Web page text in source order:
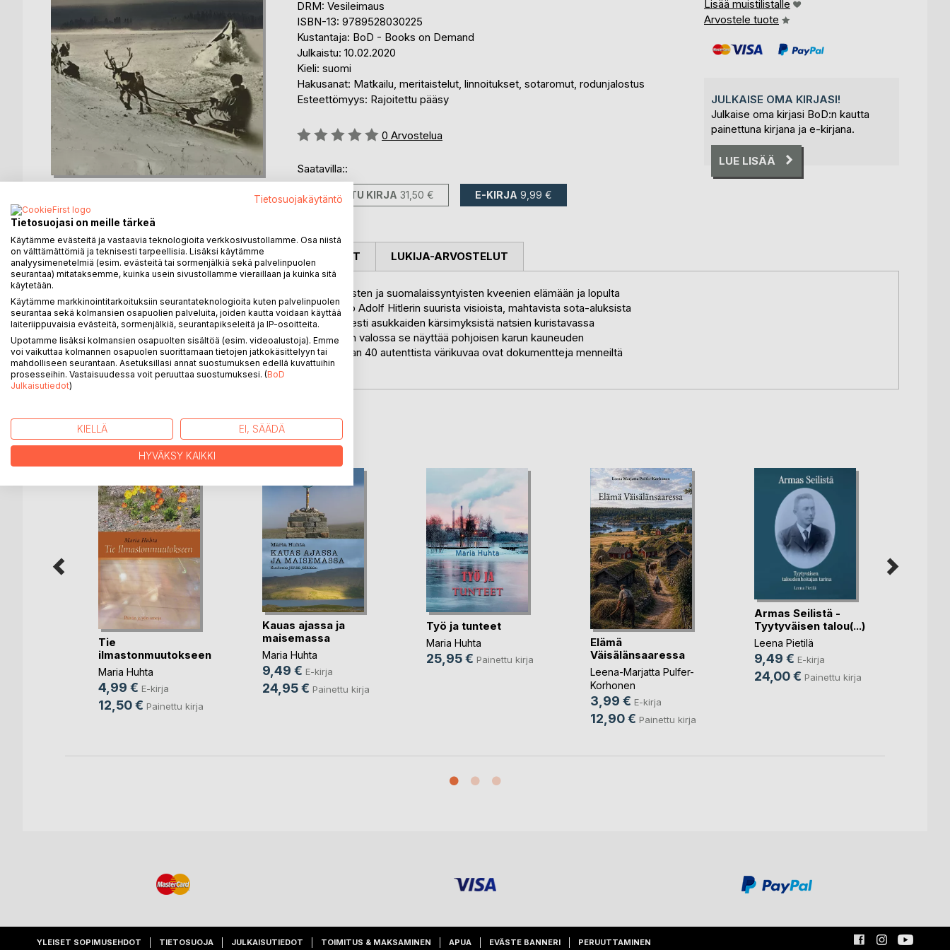
DRM: Vesileimaus
ISBN-13: 9789528030225
Kustantaja: BoD - Books on Demand
Julkaistu: 10.02.2020
Kieli: suomi
Hakusanat: Matkailu, meritaistelut, linnoitukset, sotaromut, rodunjalostus
Esteettömyys: Rajoitettu pääsy
Arvostelu::
0 Arvostelua
Saatavilla::
PAINETTU KIRJA 31,50 € E-KIRJA 9,99 €
Lisää muistilistalle
Arvostele tuote
JULKAISE OMA KIRJASI!
Julkaise oma kirjasi BoD:n kautta
painettuna kirjana ja e-kirjana.
LUE LISÄÄ
KUVAUS
Matkailu Jäämeren rannalla vie Norjan historiaan, saamelaisten ja suomalaissyntyisten kveenien elämään ja lopulta
toisen maailmansodan dramaattisiin tapahtumiin. Se kertoo Adolf Hitlerin suurista visioista, mahtavista sota-aluksista
ja meritaisteluista pohjoisilla vesillä. Se kertoo havainnollisesti asukkaiden kärsimyksistä natsien kuristavassa
otteessa ja jäisen talven pommitusten helvetissä. Historian valossa se näyttää pohjoisen karun kauneuden
muuttuvan ja tulevaisuuden olevan uhka meille kaikille. Kirjan 40 autenttista värikuvaa ovat dokumentteja menneiltä
vuosikymmeniltä.
KIRJAILIJA LEHDISTÖARVOSTELUT LUKIJA-ARVOSTELUT
LISÄÄ KIRJOJA BoD:LLA
Tie
ilmastonmuutokseen
Maria Huhta
4,99 € E-kirja
12,50 € Painettu kirja
Kauas ajassa ja
maisemassa
Maria Huhta
9,49 € E-kirja
24,95 € Painettu kirja
Työ ja tunteet
Maria Huhta
25,95 € Painettu kirja
Elämä
Väisälänsaaressa
Leena-Marjatta Pulfer-
Korhonen
3,99 € E-kirja
12,90 € Painettu kirja
Armas Seilistä -
Tyytyväisen talou(...)
Leena Pietilä
9,49 € E-kirja
24,00 € Painettu kirja
YLEISET SOPIMUSEHDOT TIETOSUOJA JULKAISUTIEDOT TOIMITUS & MAKSAMINEN APUA EVÄSTE BANNERI PERUUTTAMINEN
Tietosuojakäytäntö
Tietosuojasi on meille tärkeä
Käytämme evästeitä ja vastaavia teknologioita verkkosivustollamme. Osa niistä
on välttämättömiä ja teknisesti tarpeellisia. Lisäksi käytämme
analyysimenetelmiä (esim. evästeitä tai sormenjälkiä sekä palvelinpuolen
seurantaa) mitataksemme, kuinka usein sivustollamme vieraillaan ja kuinka sitä
käytetään.
Käytämme markkinointitarkoituksiin seurantateknologioita kuten palvelinpuolen
seurantaa sekä kolmansien osapuolien palveluita, joiden kautta voidaan käyttää
laiteriippuvaisia evästeitä, sormenjälkiä, seurantapikseleitä ja IP-osoitteita.
Upotamme lisäksi kolmansien osapuolten sisältöä (esim. videoalustoja). Emme
voi vaikuttaa kolmannen osapuolen suorittamaan tietojen jatkokäsittelyyn tai
mahdolliseen seurantaan. Asetuksillasi annat suostumuksen edellä kuvattuihin
prosesseihin. Vastaisuudessa voit peruuttaa suostumuksesi. (BoD
Julkaisutiedot)
KIELLÄ EI, SÄÄDÄ
HYVÄKSY KAIKKI